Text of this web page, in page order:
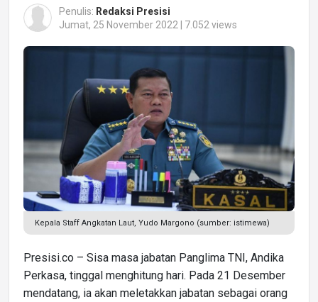
Penulis: Redaksi Presisi
Jumat, 25 November 2022 | 7.052 views
Kepala Staff Angkatan Laut, Yudo Margono (sumber: istimewa)
Presisi.co – Sisa masa jabatan Panglima TNI, Andika
Perkasa, tinggal menghitung hari. Pada 21 Desember
mendatang, ia akan meletakkan jabatan sebagai orang